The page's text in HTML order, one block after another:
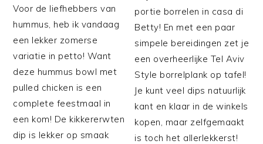
Voor de liefhebbers van
hummus, heb ik vandaag
een lekker zomerse
variatie in petto! Want
deze hummus bowl met
pulled chicken is een
complete feestmaal in
een kom! De kikkererwten
dip is lekker op smaak
portie borrelen in casa di
Betty! En met een paar
simpele bereidingen zet je
een overheerlijke Tel Aviv
Style borrelplank op tafel!
Je kunt veel dips natuurlijk
kant en klaar in de winkels
kopen, maar zelfgemaakt
is toch het allerlekkerst!